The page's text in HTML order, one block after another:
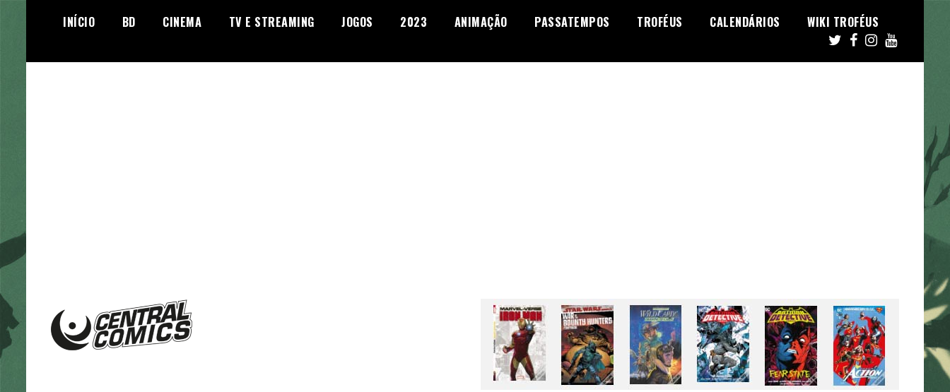
INÍCIO BD CINEMA TV E STREAMING JOGOS 2023 ANIMAÇÃO PASSATEMPOS TROFÉUS CALENDÁRIOS WIKI TROFÉUS